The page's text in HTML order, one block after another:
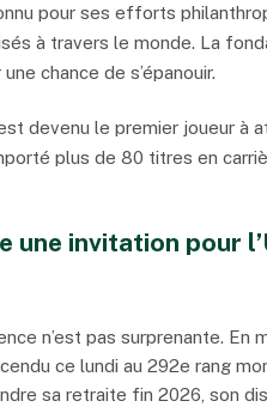
pour ses efforts
à travers le monde. La
chance de s’épanouir.
devenu le premier joueur à
plus de 80 titres en
une invitation pour
n’est pas surprenante. En
ce lundi au 292e rang
sa retraite fin 2026, son